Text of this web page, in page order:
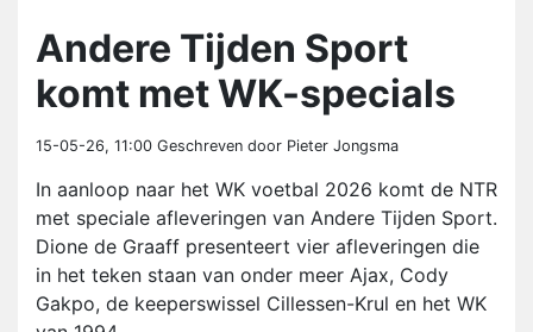
Andere Tijden Sport
komt met WK-specials
15-05-26, 11:00 Geschreven door Pieter Jongsma
In aanloop naar het WK voetbal 2026 komt de NTR
met speciale afleveringen van Andere Tijden Sport.
Dione de Graaff presenteert vier afleveringen die
in het teken staan van onder meer Ajax, Cody
Gakpo, de keeperswissel Cillessen-Krul en het WK